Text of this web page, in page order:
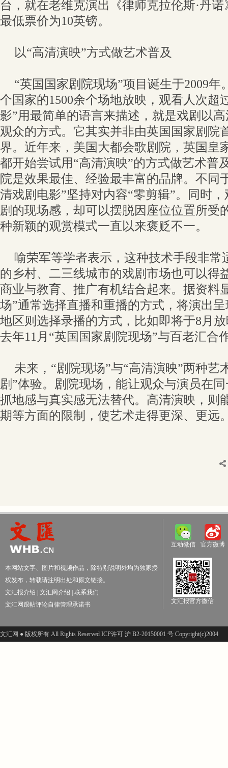
台，就在老维克演出《律师克拉伦斯·丹
最低票价为10英镑。
以“高清演映”方式做艺术普及
“英国国家剧院现场”项目诞生于2009年
个国家的1500余个场地放映，观看人次超
影”用最简单的语言来描述，就是戏剧以
观众的方式。它其实并非由英国国家剧院
界。近年来，美国大都会歌剧院，英国皇
都开始尝试用“高清演映”的方式做艺术普
院是效果最佳、经验最丰富的品牌。不同
清戏剧电影”坚持对内容“零剪辑”。同时
剧的现场感，却可以摆脱因座位位置所受
种新颖的观赏模式一直以来褒贬不一。
喻荣军等学者表示，这种技术手段非常
的乡村、二三线城市的戏剧市场也可以得
商业与教育、推广有机结合起来。据资料
场”通常选择直播和重播的方式，将演出
地区则选择录播的方式，比如即将于8月
去年11月“英国国家剧院现场”与百老汇合
未来，“剧院现场”与“高清演映”两种艺
剧”体验。剧院现场，能让观众与演员在
抓地感与真实感无法替代。高清演映，则
期等方面的限制，使艺术走得更深、更远
本网站文字、图片和视频作品，除特别说明外均为独家授
权发布，转载请注明出处和原文链接。
文汇报介绍
文汇网介绍
联系我们
文汇网跟帖评论自律管理承诺书
互动微信 官方微博
文汇报官方微信
文汇网 ● 版权所有 All Rights Reserved ICP许可 沪 B2-20150001 号 Copyright(c)2004